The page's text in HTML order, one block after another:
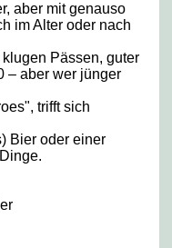
aber mit genauso
im Alter oder nach
Pässen, guter
– aber wer jünger
trifft sich
Bier oder einer